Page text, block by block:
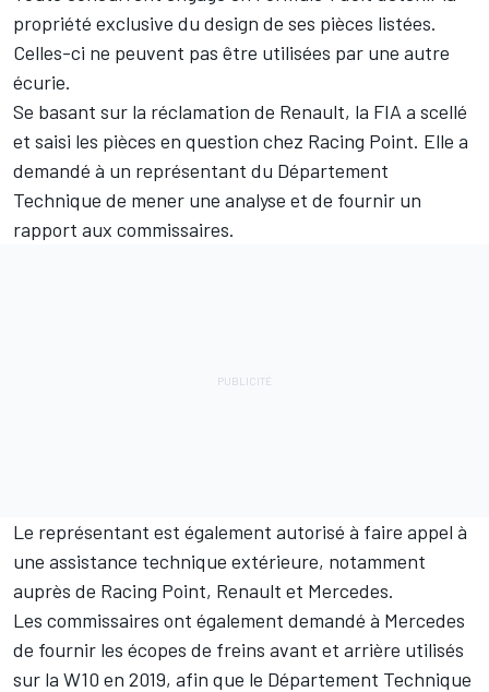
propriété exclusive du design de ses pièces listées.
Celles-ci ne peuvent pas être utilisées par une autre
écurie.
Se basant sur la réclamation de Renault, la FIA a scellé
et saisi les pièces en question chez Racing Point. Elle a
demandé à un représentant du Département
Technique de mener une analyse et de fournir un
rapport aux commissaires.
Le représentant est également autorisé à faire appel à
une assistance technique extérieure, notamment
auprès de Racing Point, Renault et Mercedes.
Les commissaires ont également demandé à Mercedes
de fournir les écopes de freins avant et arrière utilisés
sur la W10 en 2019, afin que le Département Technique